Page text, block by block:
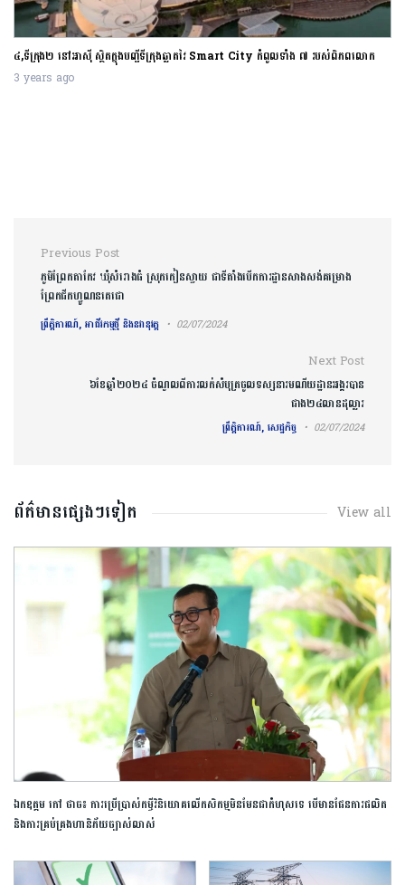
៤,ទីក្រុង២ នៅអាស៊ី ស្ថិតក្នុងបញ្ជីទីក្រុងឆ្លាតវៃ Smart City កំពូលទាំង ៧ របស់ពិភពលោក
3 years ago
Post navigation
Previous Post
ភូមិព្រែកតាកែវ ឃុំសំរោងធំ ស្រុកកៀនស្វាយ ជាទីតាំងបើកការដ្ឋានសាងសង់គម្រោង
ព្រែកជីកហ្វូណនតេជោ
ព្រឹត្តិការណ៍, អាជីវកម្មថ្មី និងនវានុវត្ត 02/07/2024
Next Post
៦ខែឆ្នាំ២០២៤ ចំណូលពីការលក់សំបុត្រចូលទស្សនារមណីយដ្ឋានអង្គរបាន
ជាង២៤លានដុល្លារ
ព្រឹត្តិការណ៍, សេដ្ឋកិច្ច 02/07/2024
ព័ត៌មានផ្សេងៗទៀត View all
ឯកឧត្តម ​កៅ ​ថា​ច៖​ ​ការ​ប្រើប្រាស់​កម្ចី​វិនិយោគលើ​កសិកម្ម​មិន​មែន​ជា​កំហុស​ទេ ​បើ​មាន​ផែនការ​ផលិត​ ​
និង​ការ​គ្រប់គ្រង​ហានិភ័យ​ច្បាស់លាស់​